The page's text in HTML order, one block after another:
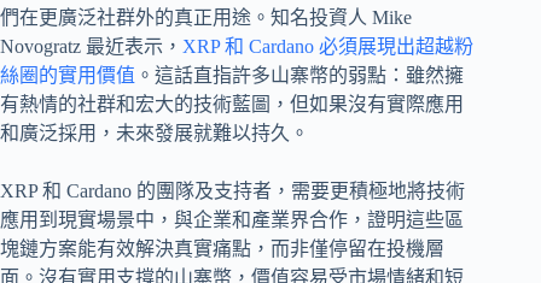
們在更廣泛社群外的真正用途。知名投資人 Mike
Novogratz 最近表示， XRP 和 Cardano 必須展現出超越粉
絲圈的實用價值 。這話直指許多山寨幣的弱點：雖然擁
有熱情的社群和宏大的技術藍圖，但如果沒有實際應用
和廣泛採用，未來發展就難以持久。
XRP 和 Cardano 的團隊及支持者，需要更積極地將技術
應用到現實場景中，與企業和產業界合作，證明這些區
塊鏈方案能有效解決真實痛點，而非僅停留在投機層
面。沒有實用支撐的山寨幣，價值容易受市場情緒和短